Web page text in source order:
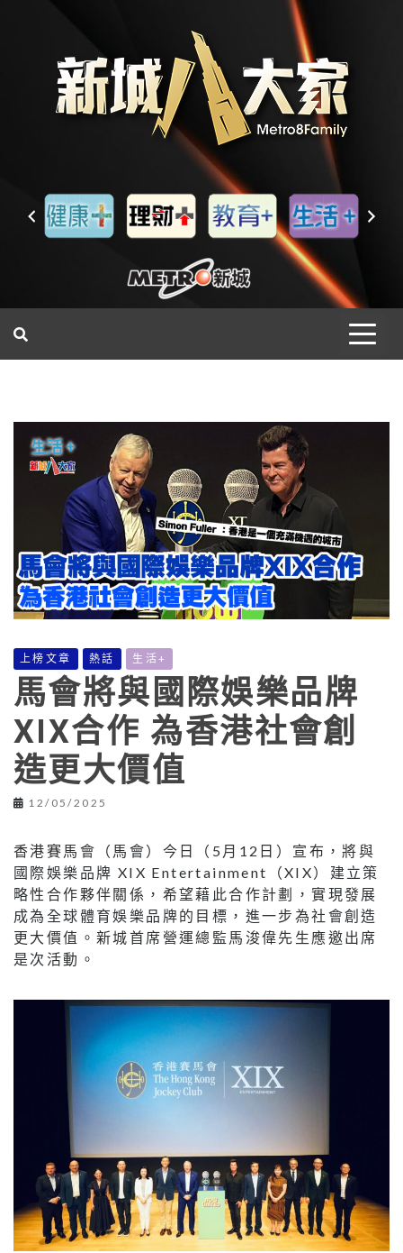
上榜文章 熱話 生活+
馬會將與國際娛樂品牌
XIX合作 為香港社會創
造更大價值
12/05/2025
香港賽馬會（馬會）今日（5月12日）宣布，將與
國際娛樂品牌 XIX Entertainment（XIX）建立策
略性合作夥伴關係，希望藉此合作計劃，實現發展
成為全球體育娛樂品牌的目標，進一步為社會創造
更大價值。新城首席營運總監馬浚偉先生應邀出席
是次活動。